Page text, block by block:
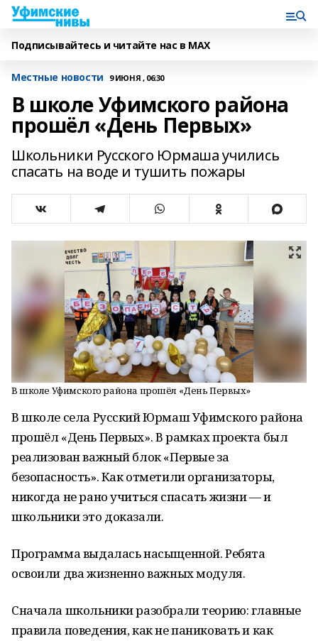
Подписывайтесь и читайте нас в MAX
Местные новости 9 ИЮНЯ , 06:30
В школе Уфимского района
прошёл «День Первых»
Школьники Русского Юрмаша учились
спасать на воде и тушить пожары
В школе Уфимского района прошёл «День Первых»
В школе села Русский Юрмаш Уфимского района
прошёл «День Первых». В рамках проекта был
реализован важный блок «Первые за
безопасность». Как отметили организаторы,
никогда не рано учиться спасать жизни — и
школьники это доказали.
Программа выдалась насыщенной. Ребята
освоили два жизненно важных модуля.
Сначала школьники разобрали теорию: главные
правила поведения, как не паниковать и как